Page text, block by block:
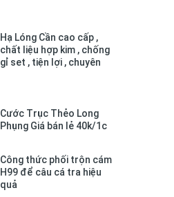
Hạ Lóng Cần cao cấp ,
chất liệu hợp kim , chống
gỉ set , tiện lợi , chuyên
Cước Trục Thẻo Long
Phụng Giá bán lẻ 40k/1c
Công thức phối trộn cám
H99 để câu cá tra hiệu
quả